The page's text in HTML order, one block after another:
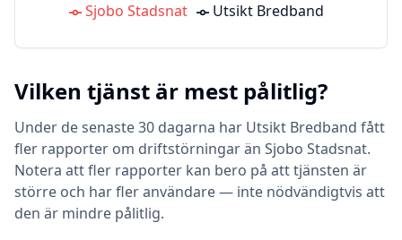
Sjobo Stadsnat Utsikt Bredband
Vilken tjänst är mest pålitlig?
Under de senaste 30 dagarna har Utsikt Bredband fått
fler rapporter om driftstörningar än Sjobo Stadsnat.
Notera att fler rapporter kan bero på att tjänsten är
större och har fler användare — inte nödvändigtvis att
den är mindre pålitlig.